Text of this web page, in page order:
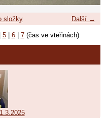
Další →
složky
5| 6| 7(čas ve vteřinách)